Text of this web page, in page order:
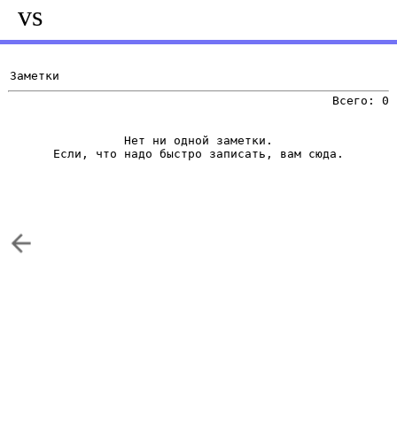
vs
Заметки
Всего: 0
Нет ни одной заметки.
Если, что надо быстро записать, вам сюда.